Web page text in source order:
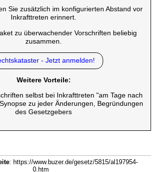
Sie zusätzlich im konfigurierten Abstand vor
Inkrafttreten erinnert.
zu überwachender Vorschriften beliebig
zusammen.
- Jetzt anmelden!
Weitere Vorteile:
selbst bei Inkrafttreten "am Tage nach
zu jeder Änderungen, Begründungen
des Gesetzgebers
: https://www.buzer.de/gesetz/5815/al197954-
0.htm